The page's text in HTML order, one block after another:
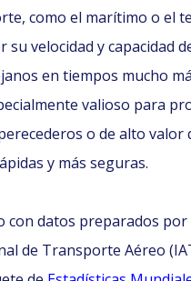
como el marítimo o el
su velocidad y capacidad
en tiempos mucho
valioso para
o de alto valor
y más seguras.
con datos preparados por
de Transporte Aéreo